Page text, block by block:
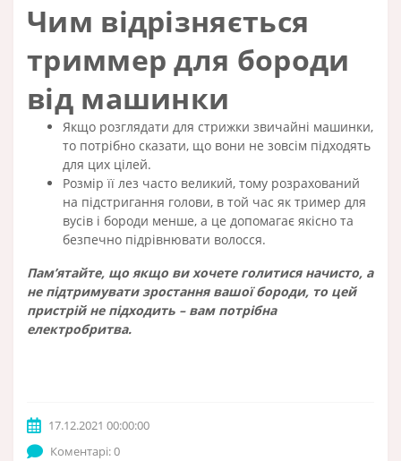
Чим відрізняється
триммер для бороди
від машинки
Якщо розглядати для стрижки звичайні машинки,
то потрібно сказати, що вони не зовсім підходять
для цих цілей.
Розмір її лез часто великий, тому розрахований
на підстригання голови, в той час як тример для
вусів і бороди менше, а це допомагає якісно та
безпечно підрівнювати волосся.
Пам’ятайте, що якщо ви хочете голитися начисто, а
не підтримувати зростання вашої бороди, то цей
пристрій не підходить – вам потрібна
електробритва.
17.12.2021 00:00:00
Коментарі: 0